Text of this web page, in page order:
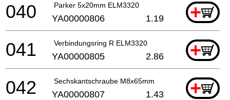
Parker 5x20mm ELM3320 +
040 YA00000806 1.19
Verbindungsring R ELM3320 +
041 YA00000805 2.86
Sechskantschraube M8x65mm +
042 YA00000807 1.43